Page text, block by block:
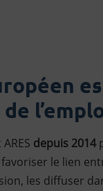
depuis 2014
le lien
les diffuser